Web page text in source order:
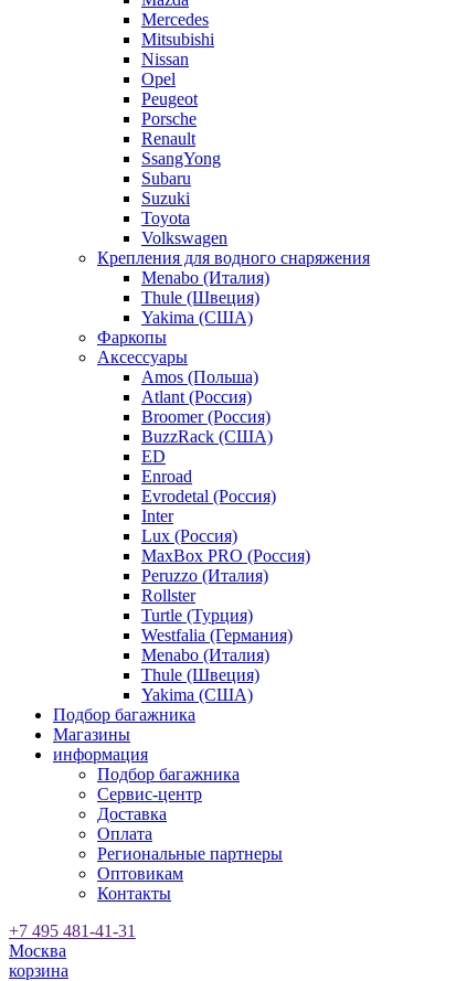
Mercedes
Mitsubishi
Nissan
Opel
Peugeot
Porsche
Renault
SsangYong
Subaru
Suzuki
Toyota
Volkswagen
Крепления для водного снаряжения
Menabo (Италия)
Thule (Швеция)
Yakima (США)
Фаркопы
Аксессуары
Amos (Польша)
Atlant (Россия)
Broomer (Россия)
BuzzRack (США)
ED
Enroad
Evrodetal (Россия)
Inter
Lux (Россия)
MaxBox PRO (Россия)
Peruzzo (Италия)
Rollster
Turtle (Турция)
Westfalia (Германия)
Menabo (Италия)
Thule (Швеция)
Yakima (США)
Подбор багажника
Магазины
информация
Подбор багажника
Сервис-центр
Доставка
Оплата
Региональные партнеры
Оптовикам
Контакты
+7 495 481-41-31
Москва
корзина